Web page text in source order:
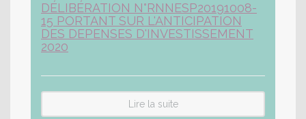
DÉLIBÉRATION N°RNNESP20191008-
15 PORTANT SUR L'ANTICIPATION
DES DEPENSES D'INVESTISSEMENT
2020
Lire la suite